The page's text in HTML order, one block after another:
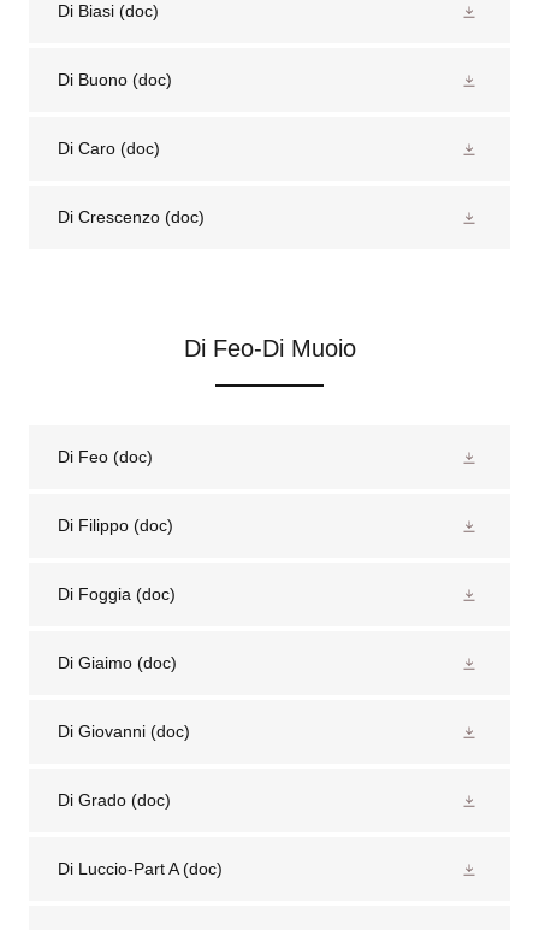
Di Biasi (doc)
Di Buono (doc)
Di Caro (doc)
Di Crescenzo (doc)
Di Feo-Di Muoio
Di Feo (doc)
Di Filippo (doc)
Di Foggia (doc)
Di Giaimo (doc)
Di Giovanni (doc)
Di Grado (doc)
Di Luccio-Part A(doc)